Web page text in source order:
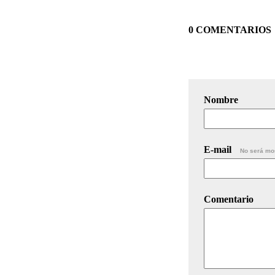
0 COMENTARIOS
Nombre
E-mail No será
Comentario